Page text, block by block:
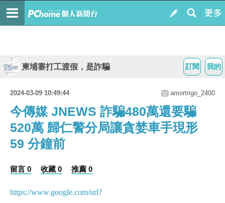
我的
訂閱
柬埔寨打工渡假，是詐騙
2024-03-09 10:49:44 amortrigo_2400
今傳媒 JNEWS 詐騙480萬還要騙
520萬 歸仁警分局讓貪婪車手現形
59 分鐘前
留言 0 收藏 0 推薦 0
https://www.google.com/url?